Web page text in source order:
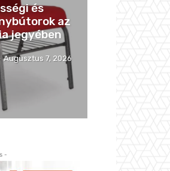
és
az
jegyében
Augusztus 7, 2026
-